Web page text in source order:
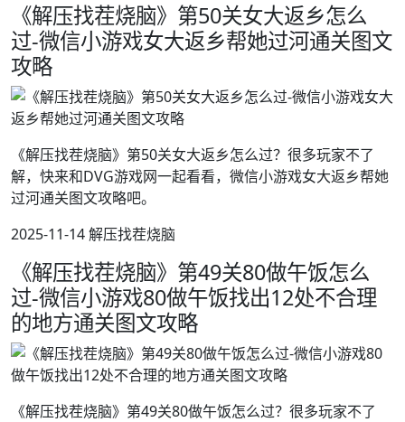
《解压找茬烧脑》第50关女大返乡怎么
过-微信小游戏女大返乡帮她过河通关图文
攻略
《解压找茬烧脑》第50关女大返乡怎么过？很多玩家不了
解，快来和DVG游戏网一起看看，微信小游戏女大返乡帮她
过河通关图文攻略吧。
2025-11-14 解压找茬烧脑
《解压找茬烧脑》第49关80做午饭怎么
过-微信小游戏80做午饭找出12处不合理
的地方通关图文攻略
《解压找茬烧脑》第49关80做午饭怎么过？很多玩家不了